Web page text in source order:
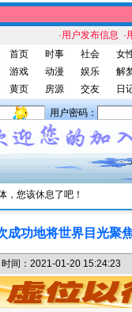
·用户发布信息 ·
首页
时事 社会
女
游戏
动漫 娱乐
解
黄页
房源 交友 日
用户密码：
，您该休息了吧！
成功地将世界目光聚
间：2021-01-20